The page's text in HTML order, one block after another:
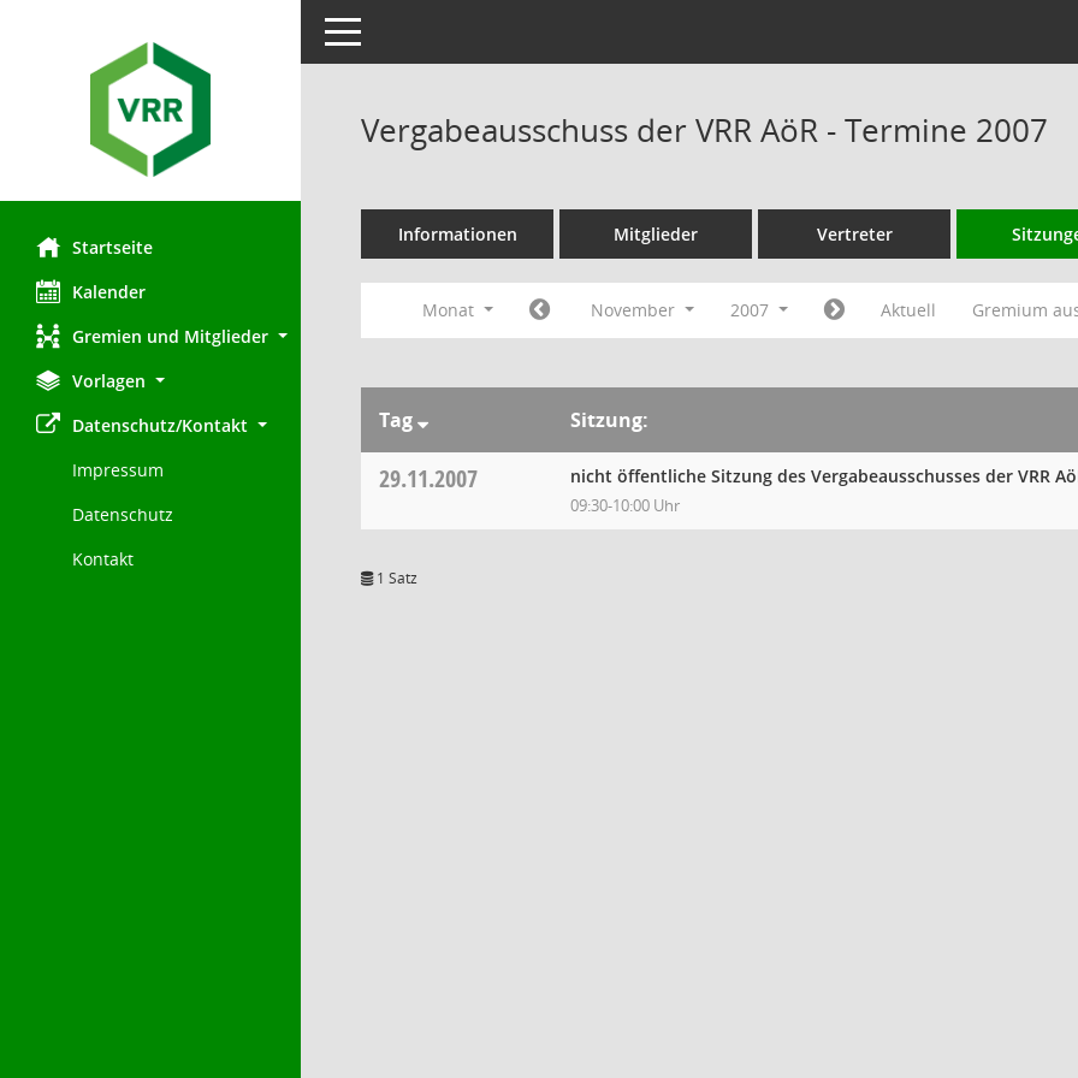
Startseite
Kalender
Gremien und Mitglieder
Vorlagen
Datenschutz/Kontakt
Impressum
Datenschutz
Kontakt
Toggle navigation
Vergabeausschuss der VRR AöR - Termine 2007
Informationen Mitglieder Vertreter
Monat November 2007 Aktuell Gremium
Tag Sitzung:
29.11.2007 nicht öffentliche Sitzung des Vergabeausschusses der VRR
09:30-10:00 Uhr
1 Satz